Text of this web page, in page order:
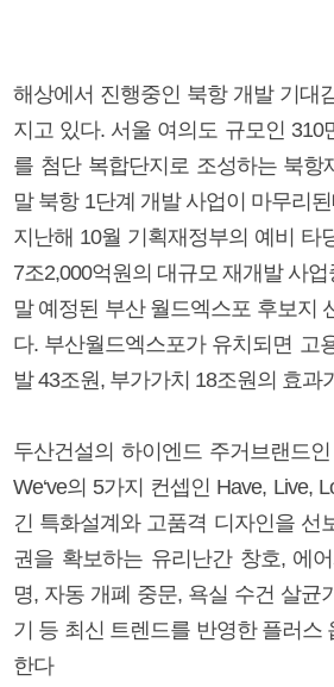
해상에서 진행중인 북항 개발 기대
지고 있다. 서울 여의도 규모인 310
를 첨단 복합단지로 조성하는 북항
말 북항 1단계 개발 사업이 마무리
지난해 10월 기획재정부의 예비 타
7조2,000억원의 대규모 재개발 사
말 예정된 부산 월드엑스포 후보지
다. 부산월드엑스포가 유치되면 고
발 43조원, 부가가치 18조원의 효과
두산건설의 하이엔드 주거브랜드
We‘ve의 5가지 컨셉인 Have, Live,
긴 특화설계와 고품격 디자인을 선
권을 확보하는 유리난간 창호, 에
명, 자동 개폐 중문, 욕실 수건 살균
기 등 최신 트렌드를 반영한 플러스
한다